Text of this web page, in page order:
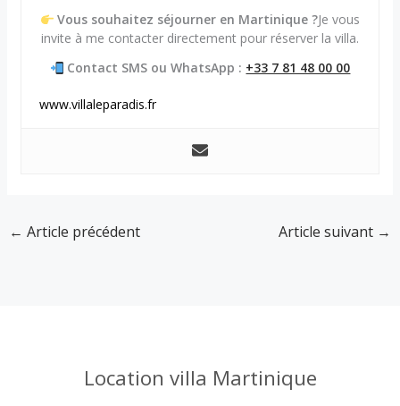
Vous souhaitez séjourner en Martinique ?Je vous
invite à me contacter directement pour réserver la villa.
Contact SMS ou WhatsApp : +33 7 81 48 00 00
www.villaleparadis.fr
← Article précédent Article suivant →
Location villa Martinique